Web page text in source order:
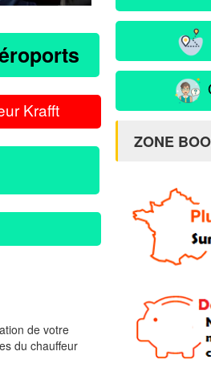
Krafft
de votre
du chauffeur
ZONE